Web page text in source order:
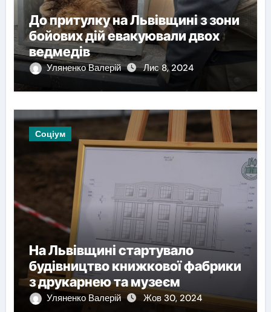
До притулку на Львівщині з зони
бойових дій евакуювали двох
ведмедів
Уляненко Валерій Лис 8, 2024
Соціум
На Львівщині стартувало
будівництво книжкової фабрики
з друкарнею та музеєм
Уляненко Валерій Жов 30, 2024